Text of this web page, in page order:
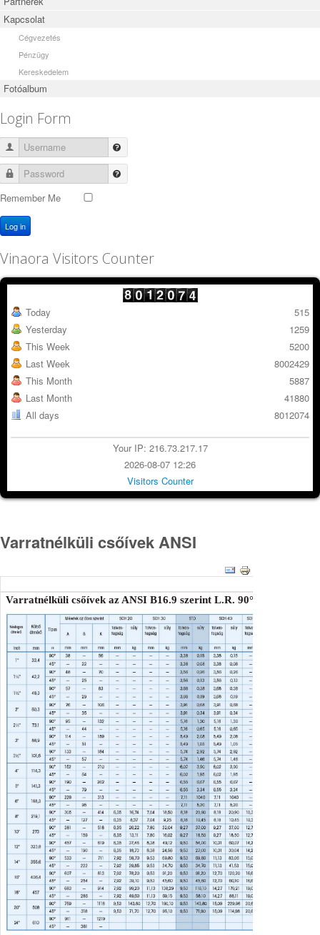
Kapcsolat
Cégvezetés
Pénzügy
Kereskedelem
Fotóalbum
Login Form
Username
Password
Remember Me
Log in
Vinaora Visitors Counter
Today
Yesterday
This Week
Last Week
This Month
Last Month
All days
515
1259
5200
8002429
5887
41880
8012074
Your IP: 216.73.217.17
2026-08-07 12:26
Visitors Counter
Varratnélküli csőívek ANSI
Varratnélküli csőívek az ANSI B16.9 szerint L.R. 90° és 45°